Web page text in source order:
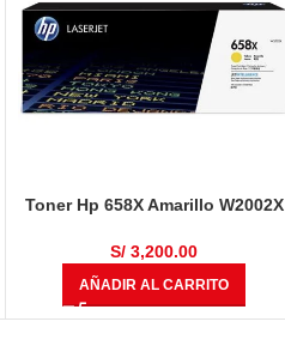
Toner Hp 658X Amarillo W2002X
S/ 3,200.00
AÑADIR AL CARRITO